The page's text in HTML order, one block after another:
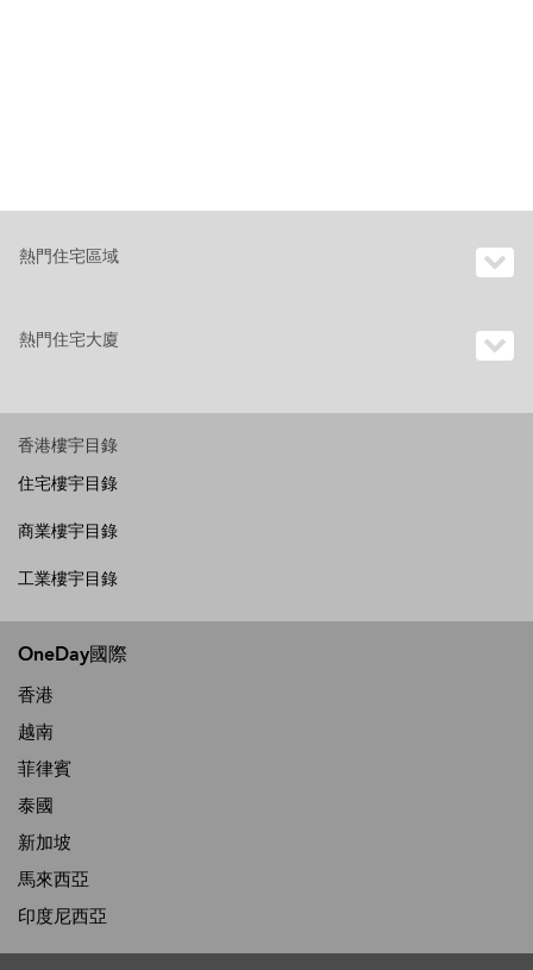
熱門住宅區域
熱門住宅大廈
香港樓宇目錄
住宅樓宇目錄
商業樓宇目錄
工業樓宇目錄
OneDay國際
香港
越南
菲律賓
泰國
新加坡
馬來西亞
印度尼西亞